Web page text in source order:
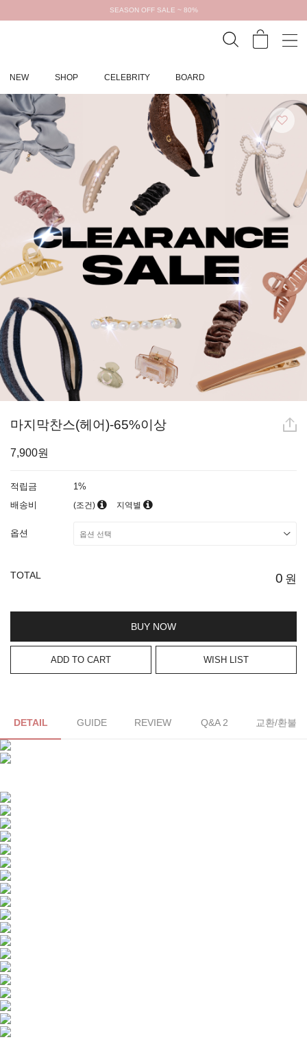
SEASON OFF SALE ~ 80%
NEW SHOP CELEBRITY BOARD
마지막찬스(헤어)-65%이상
7,900원
적립금
1%
배송비
(조건) 지역별
옵션
TOTAL 0 원
BUY NOW
ADD TO CART WISH LIST
DETAIL GUIDE REVIEW Q&A 2 교환/환불